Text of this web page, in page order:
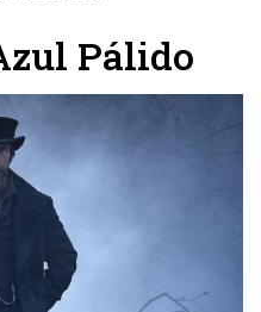
Pálido